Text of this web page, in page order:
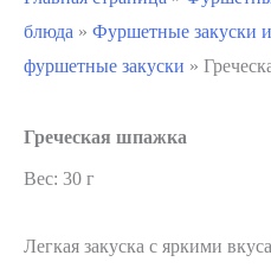
блюда » Фуршетные закуски
фуршетные закуски »
Греческая шпажка
Вес: 30 г
Легкая закуска с яркими